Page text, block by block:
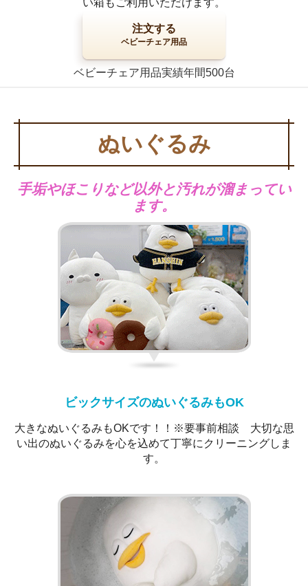
い箱もご利用いただけます。
注文する
ベビーチェア用品
ベビーチェア用品実績年間500台
ぬいぐるみ
手垢やほこりなど以外と汚れが溜まってい
ます。
ビックサイズのぬいぐるみもOK
大きなぬいぐるみもOKです！！※要事前相談 大切な思
い出のぬいぐるみを心を込めて丁寧にクリーニングしま
す。